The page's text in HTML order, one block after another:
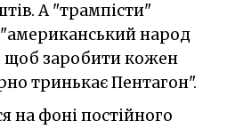
А "трампісти"
народ
щоб заробити кожен
тринькає Пентагон".
на фоні постійного